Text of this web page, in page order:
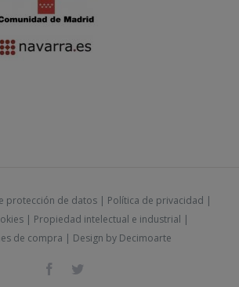
protección de datos | Política de privacidad |
| Propiedad intelectual e industrial |
de compra | Design by Decimoarte
Facebook